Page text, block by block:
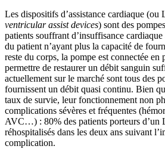
Les dispositifs d’assistance cardiaque
ventricular assist devices) sont des
patients souffrant d’insuffisance
du patient n’ayant plus la capacité de
reste du corps, la pompe est connectée
permettre de restaurer un débit sanguin
actuellement sur le marché sont tous des
fournissent un débit quasi continu. Bien
taux de survie, leur fonctionnement non
complications sévères et fréquentes
AVC…) : 80% des patients porteurs d’un
réhospitalisés dans les deux ans suivant
complication.